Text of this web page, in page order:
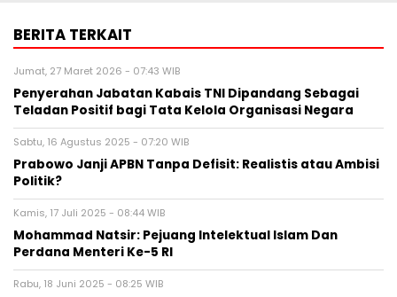
BERITA TERKAIT
Jumat, 27 Maret 2026 - 07:43 WIB
Penyerahan Jabatan Kabais TNI Dipandang Sebagai
Teladan Positif bagi Tata Kelola Organisasi Negara
Sabtu, 16 Agustus 2025 - 07:20 WIB
Prabowo Janji APBN Tanpa Defisit: Realistis atau Ambisi
Politik?
Kamis, 17 Juli 2025 - 08:44 WIB
Mohammad Natsir: Pejuang Intelektual Islam Dan
Perdana Menteri Ke-5 RI
Rabu, 18 Juni 2025 - 08:25 WIB